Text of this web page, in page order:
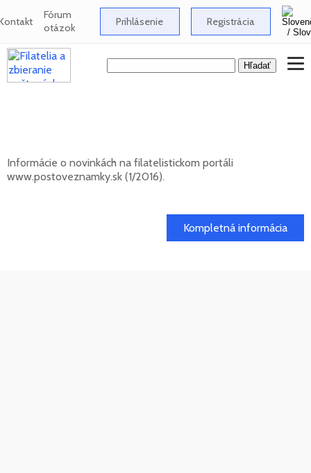
Fórum
otázok Prihlásenie Registrácia
Informácie o novinkách na filatelistickom portáli
www.postoveznamky.sk (1/2016).
Kompletná informácia